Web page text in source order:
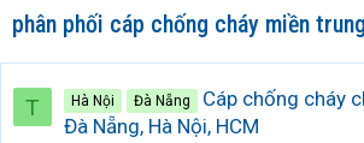
phân phối cáp chống cháy miền trung
T Hà Nội Đà Nẵng
Cáp chống cháy
Đà Nẵng, Hà Nội, HCM